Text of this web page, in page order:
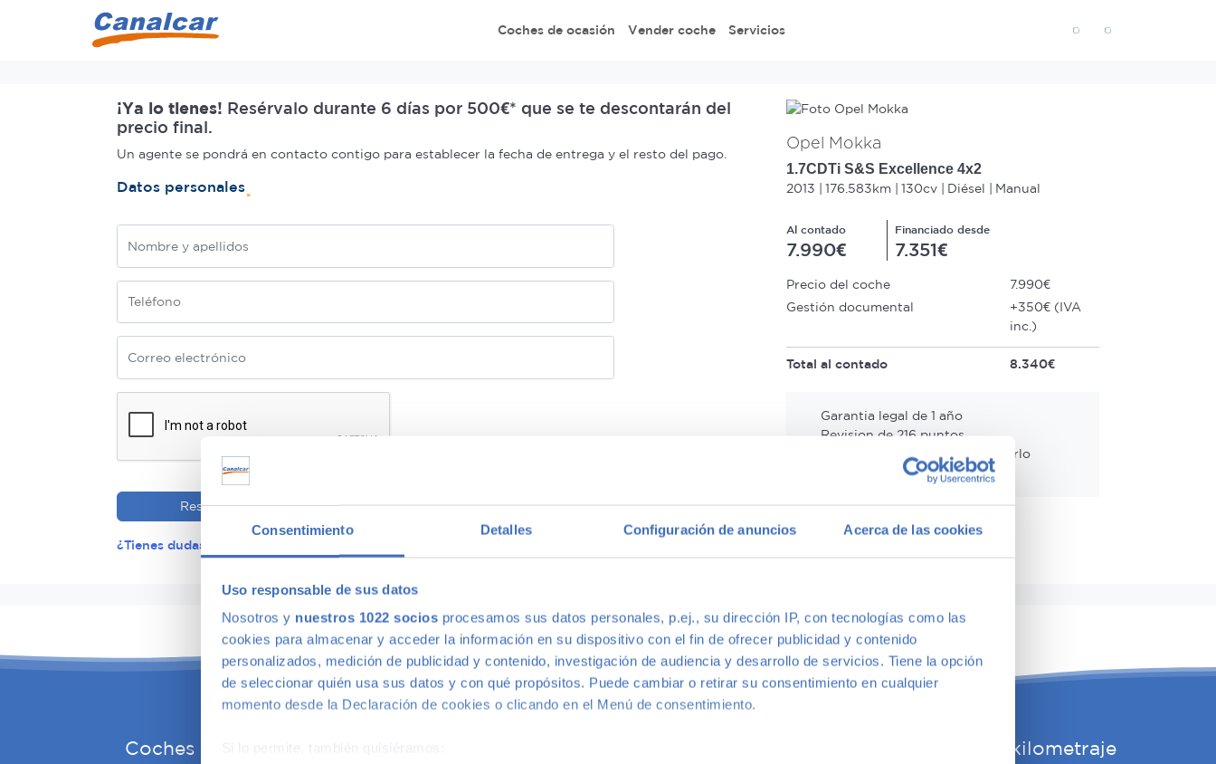
Consentimiento Detalles Configuración de anuncios Acerca de las cookies
Uso responsable de sus datos
Nosotros y nuestros 1022 socios procesamos sus datos personales, p.ej., su dirección IP, con tecnologías como las
cookies para almacenar y acceder la información en su dispositivo con el fin de ofrecer publicidad y contenido
personalizados, medición de publicidad y contenido, investigación de audiencia y desarrollo de servicios. Tiene la opción
de seleccionar quién usa sus datos y con qué propósitos. Puede cambiar o retirar su consentimiento en cualquier
momento desde la Declaración de cookies o clicando en el Menú de consentimiento.
Si lo permite, también quisiéramos:
Coches de ocasión Vender coche Servicios
¡Ya lo tienes! Resérvalo durante 6 días por 500€* que se te descontarán del
precio final.
Un agente se pondrá en contacto contigo para establecer la fecha de entrega y el resto del pago.
Datos personales
Reservar
¿Tienes dudas?
Opel Mokka
1.7CDTi S&S Excellence 4x2
2013 176.583km 130cv Diésel Manual
Al contado
7.990€
Financiado desde
7.351€
Precio del coche
7.990€
Gestión documental
+350€ (IVA
inc.)
Total al contado 8.340€
Garantia legal de 1 año
Revision de 216 puntos
14 días o 1.000 kms para probarlo
Cambio de vehículo incluído
Coches de ocasión Búsquedas populares Por precio y kilometraje